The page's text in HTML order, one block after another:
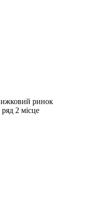
ринок
2 місце